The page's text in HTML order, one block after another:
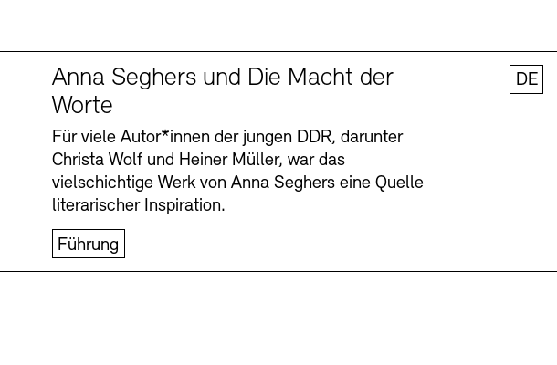
Anna Seghers und Die Macht der
Worte
Für viele Autor*innen der jungen DDR, darunter
Christa Wolf und Heiner Müller, war das
vielschichtige Werk von Anna Seghers eine Quelle
literarischer Inspiration.
Führung
DE